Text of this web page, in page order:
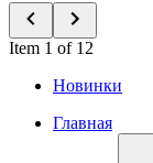
Item 1 of 12
Новинки
Главная